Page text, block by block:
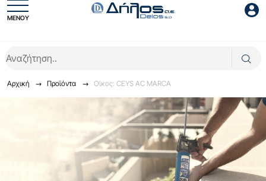
ΜΕΝΟΥ
Είσοδος
Ξέχασες το password;
Αρχική Προϊόντα Οίκος: CEYS AC MARCA